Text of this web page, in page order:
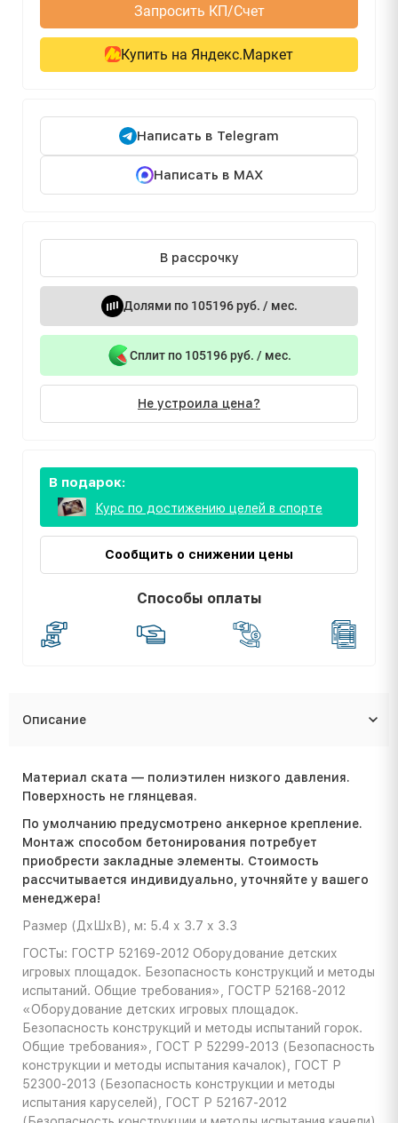
Запросить КП/Счет
Купить на Яндекс.Маркет
Написать в Telegram
Написать в MAX
В рассрочку
Долями по 105196 руб. / мес.
Сплит по 105196 руб. / мес.
Не устроила цена?
В подарок:
Курс по достижению целей в спорте
Сообщить о снижении цены
Способы оплаты
Описание
Материал ската — полиэтилен низкого давления.
Поверхность не глянцевая.
По умолчанию предусмотрено анкерное крепление.
Монтаж способом бетонирования потребует
приобрести закладные элементы. Стоимость
расcчитывается индивидуально, уточняйте у вашего
менеджера!
Размер (ДхШхВ), м: 5.4 х 3.7 х 3.3
ГОСТы: ГОСТР 52169-2012 Оборудование детских
игровых площадок. Безопасность конструкций и методы
испытаний. Общие требования», ГОСТР 52168-2012
«Оборудование детских игровых площадок.
Безопасность конструкций и методы испытаний горок.
Общие требования», ГОСТ Р 52299-2013 (Безопасность
конструкции и методы испытания качалок), ГОСТ Р
52300-2013 (Безопасность конструкции и методы
испытания каруселей), ГОСТ Р 52167-2012